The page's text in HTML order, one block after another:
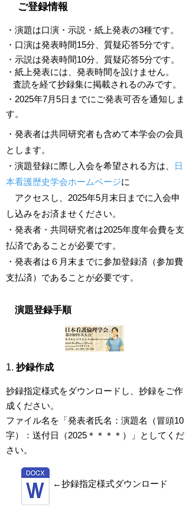
ご登録情報
・演題は口演・示説・紙上発表の3種です。
・口演は発表時間15分、質疑応答5分です。
・示説は発表時間10分、質疑応答5分です。
・紙上発表には、発表時間を設けません。
査読を経て抄録集に掲載されるのみです。
・2025年7月5日までにご発表可否を通知しま
す。
・発表者は共同研究者も含めて本学会の会員
とします。
・演題登録に際し入会を希望される方は、
日
本看護歴史学会ホームページに
アクセスし、2025年5月末日までに入会申
し込みをお済ませください。
・発表者・共同研究者は2025年度年会費を支
払済であることが必要です。
・発表者は６月末までに参加登録済（参加費
支払済）であることが必要です。
​演題登録手順
1. 抄録作成
抄録指定様式をダウンロードし、抄録をご作
成ください。
ファイル名を「発表者氏名：演題名（冒頭10
字）：送付日（2025＊＊＊＊）」としてくだ
さい。
​←抄録指定様式ダウンロード